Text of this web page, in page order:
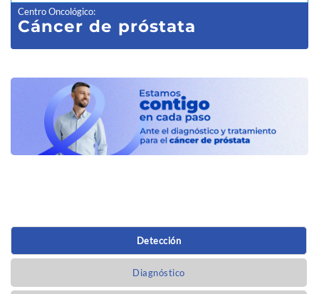
Centro Oncológico:
Cáncer de próstata
Detección
Diagnóstico